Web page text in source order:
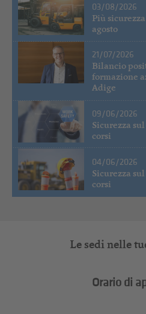
03/08/2026
Più
agosto
21/07/2026
Bilancio
formazione
Adige
09/06/2026
Sicurezza
corsi
04/06/2026
Sicurezza
corsi
Le sedi nelle
Orario di